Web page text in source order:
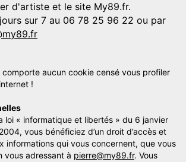
d'artiste et le site My89.fr.
sur 7 au 06 78 25 96 22 ou par
aucun cookie censé vous profiler
!
loi « informatique et libertés » du 6 janvier
vous bénéficiez d’un droit d’accès et
informations qui vous concernent, que vous
vous adressant à pierre@my89.fr. Vous